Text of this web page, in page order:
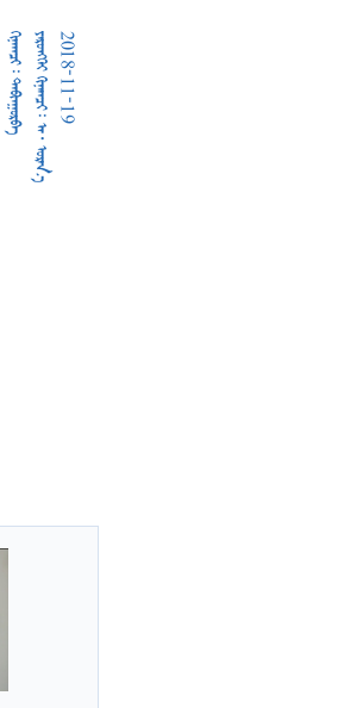
       2018-11-19